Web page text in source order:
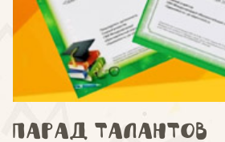
Парад талантов